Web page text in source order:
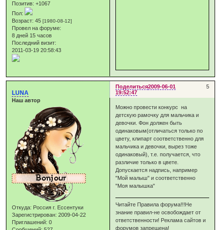
Позитив: +1067
Пол:
Возраст: 45[1980-08-12]
Провел на форуме:
8 дней 15 часов
Последний визит:
2011-03-19 20:58:43
Поделиться 5
2009-06-01
19:52:47
LUNA
Наш автор
Откуда: Россия г. Ессентуки
Зарегистрирован: 2009-04-22
Приглашений: 0
Можно провести конкурс на
детскую рамочку для мальчика и
девочки. Фон должен быть
одинаковым(отличаться только по
цвету, клипарт соответственно для
мальчика и девочки, вырез тоже
одинаковый), т.е. получается, что
различие только в цвете.
Допускается надпись, например
"Мой малыш" и соответственно
"Моя малышка"
Читайте Правила форума!!!Не
знание правил-не освобождает от
ответственности! Реклама сайтов и
форумов запрещена!